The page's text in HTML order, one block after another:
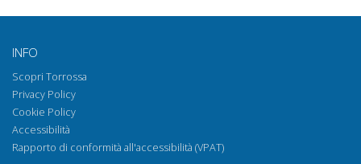
INFO
Scopri Torrossa
Privacy Policy
Cookie Policy
Accessibilità
Rapporto di conformità all'accessibilità (VPAT)